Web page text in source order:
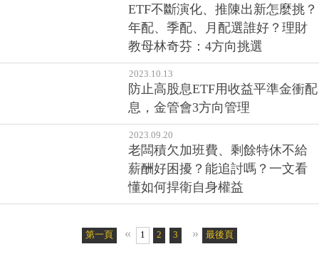
ETF不斷演化、推陳出新怎麼挑？
年配、季配、月配選誰好？理財
教母林奇芬：4方向挑選
2023.10.13
防止高股息ETF用收益平準金衝配
息，金管會3方向管理
2023.09.20
老闆積欠加班費、剩餘特休不給
薪酬好困擾？能追討嗎？一文看
懂如何捍衛自身權益
第一頁 « 1 2 3 4 5 6
» 最後頁